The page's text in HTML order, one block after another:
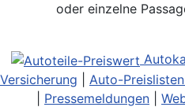
oder einzelne
Versicherung
Auto-
Pressemeldungen